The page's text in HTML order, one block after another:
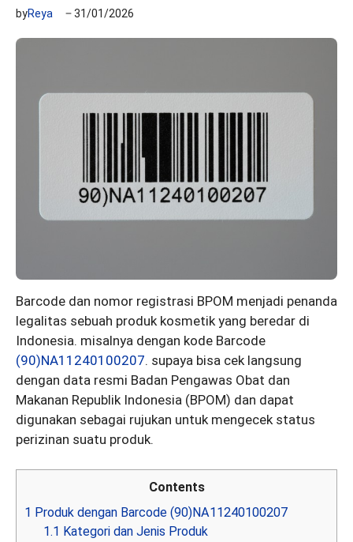
byReya 31/01/2026
Barcode dan nomor registrasi BPOM menjadi penanda
legalitas sebuah produk kosmetik yang beredar di
Indonesia. misalnya dengan kode Barcode
(90)NA11240100207. supaya bisa cek langsung
dengan data resmi Badan Pengawas Obat dan
Makanan Republik Indonesia (BPOM) dan dapat
digunakan sebagai rujukan untuk mengecek status
perizinan suatu produk.
Contents
1 Produk dengan Barcode (90)NA11240100207
1.1 Kategori dan Jenis Produk